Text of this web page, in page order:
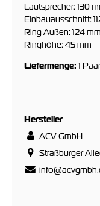
Lautsprecher: 130
Einbauausschnitt:
Ring Außen: 124 mm
Ringhöhe: 45 mm
Liefermenge: 1 Paar
Hersteller
ACV GmbH
Straßburger